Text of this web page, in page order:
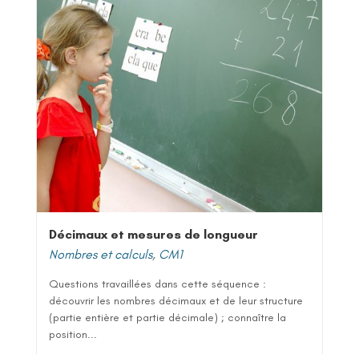
Décimaux et mesures de longueur
Nombres et calculs, CM1
Questions travaillées dans cette séquence :
découvrir les nombres décimaux et de leur structure
(partie entière et partie décimale) ; connaître la
position...